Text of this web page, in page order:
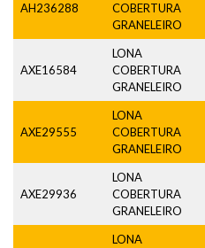
AH236288
COBERTURA
GRANELEIRO
AXE16584
LONA
COBERTURA
GRANELEIRO
AXE29555
LONA
COBERTURA
GRANELEIRO
AXE29936
LONA
COBERTURA
GRANELEIRO
LONA